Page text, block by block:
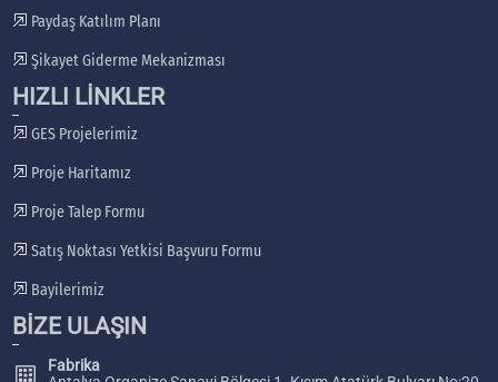
Paydaş Katılım Planı
Şikayet Giderme Mekanizması
HIZLI LİNKLER
GES Projelerimiz
Proje Haritamız
Proje Talep Formu
Satış Noktası Yetkisi Başvuru Formu
Bayilerimiz
BİZE ULAŞIN
Fabrika